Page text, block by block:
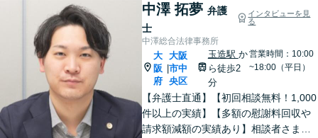
中澤 拓夢 弁護
士
インタビューを見
る
中澤総合法律事務所
大
阪
府
|
大阪
市中
央区
玉造駅 か
ら徒歩2
分
営業時間：10:00
~18:00（平日）
【弁護士直通】【初回相談無料！1,000
件以上の実績】【多額の慰謝料回収や
請求額減額の実績あり】相談者さまに